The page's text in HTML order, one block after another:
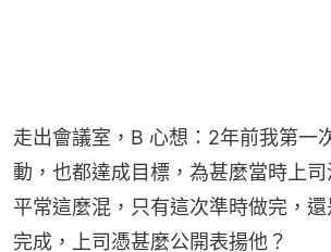
走出會議室，B 心想：2年前我第一
動，也都達成目標，為甚麼當時上
平常這麼混，只有這次準時做完，
完成，上司憑甚麼公開表揚他？